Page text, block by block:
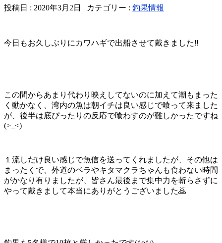
投稿日 : 2020年3月2日 | カテゴリー : 釣果情報
今日もお久しぶりにカワハギで出船させて戴きました‼️
この間からあまり代わり映えしてないのに加えて潮もまった
く動かなく、湾内の魚は朝イチは良い感じで喰って来ました
が、後半は底ぴったりの反応で喰わすのが難しかったですね
(>_<)
１流しだけ良い感じで魚信を送ってくれましたが、その他は
まったくで、外道のベラやキタマクラちゃんも食わない時間
がかなり有りましたが、皆さん最後まで集中力を斬らさずに
やって戴きまして本当にありがとうございました🙇